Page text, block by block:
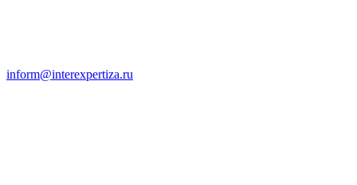
inform@interexpertiza.ru